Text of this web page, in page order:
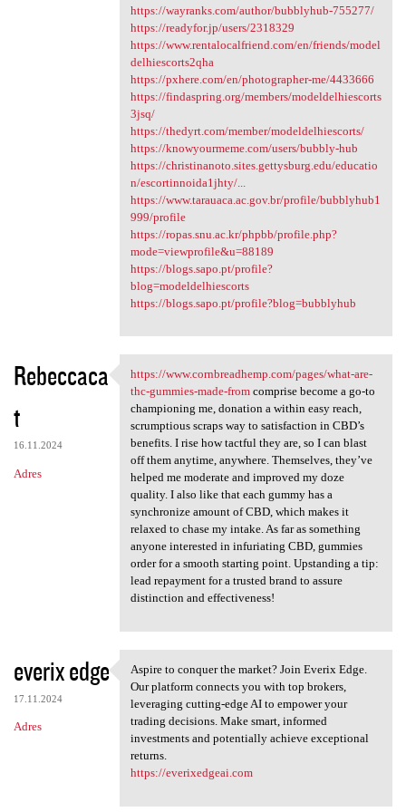
https://wayranks.com/author/bubblyhub-755277/
https://readyfor.jp/users/2318329
https://www.rentalocalfriend.com/en/friends/model
delhiescorts2qha
https://pxhere.com/en/photographer-me/4433666
https://findaspring.org/members/modeldelhiescorts
3jsq/
https://thedyrt.com/member/modeldelhiescorts/
https://knowyourmeme.com/users/bubbly-hub
https://christinanoto.sites.gettysburg.edu/educatio
n/escortinnoida1jhty/...
https://www.tarauaca.ac.gov.br/profile/bubblyhub1
999/profile
https://ropas.snu.ac.kr/phpbb/profile.php?
mode=viewprofile&u=88189
https://blogs.sapo.pt/profile?
blog=modeldelhiescorts
https://blogs.sapo.pt/profile?blog=bubblyhub
Rebeccaca
t
16.11.2024
Adres
https://www.cornbreadhemp.com
https://www.cornbreadhemp.com/pages/what-are-
thc-gummies-made-fromcomprise become a go-to
championing me, donation a within easy reach,
scrumptious scraps way to satisfaction in CBD’s
benefits. I rise how tactful they are, so I can blast
off them anytime, anywhere. Themselves, they’ve
helped me moderate and improved my doze
quality. I also like that each gummy has a
synchronize amount of CBD, which makes it
relaxed to chase my intake. As far as something
anyone interested in infuriating CBD, gummies
order for a smooth starting point. Upstanding a tip:
lead repayment for a trusted brand to assure
distinction and effectiveness!
everix edge
17.11.2024
Adres
Aspire to conquer the market?
Aspire to conquer the market? Join Everix Edge.
Our platform connects you with top brokers,
leveraging cutting-edge AI to empower your
trading decisions. Make smart, informed
investments and potentially achieve exceptional
returns.
https://everixedgeai.com